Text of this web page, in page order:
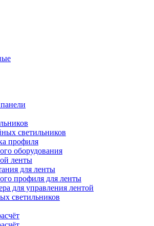
светильников
профиля
оборудования
ленты
для ленты
профиля для ленты
для управления лентой
светильников